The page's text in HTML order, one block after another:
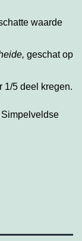
waarde
geschat op
1/5 deel kregen.